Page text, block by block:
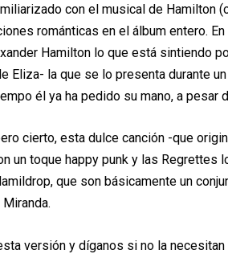
con el musical de Hamilton
románticas en el álbum entero.
Hamilton lo que está sintiendo
Eliza- la que se lo presenta durante
él ya ha pedido su mano, a pesar
cierto, esta dulce canción -que
un toque happy punk y las Regrettes
que son básicamente un
versión y díganos si no la